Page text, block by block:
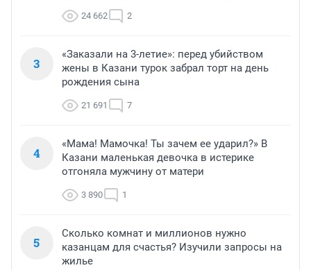
24 662 2
3
«Заказали на 3-летие»: перед убийством
жены в Казани турок забрал торт на день
рождения сына
21 691 7
4
«Мама! Мамочка! Ты зачем ее ударил?» В
Казани маленькая девочка в истерике
отгоняла мужчину от матери
3 890 1
5
Сколько комнат и миллионов нужно
казанцам для счастья? Изучили запросы на
жилье